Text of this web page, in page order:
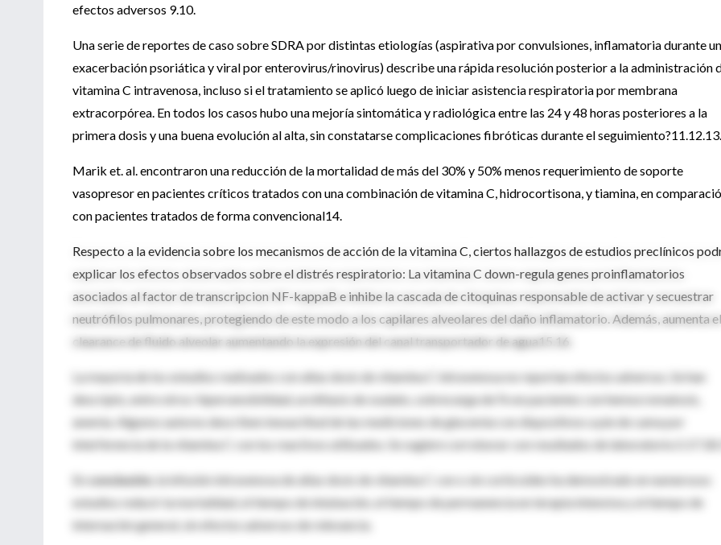
efectos adversos 9.10.
Una serie de reportes de caso sobre SDRA por distintas etiologías (aspirativa por convulsiones, inflamatoria durante
exacerbación psoriática y viral por enterovirus/rinovirus) describe una rápida resolución posterior a la administración
vitamina C intravenosa, incluso si el tratamiento se aplicó luego de iniciar asistencia respiratoria por membrana
extracorpórea. En todos los casos hubo una mejoría sintomática y radiológica entre las 24 y 48 horas posteriores a la
primera dosis y una buena evolución al alta, sin constatarse complicaciones fibróticas durante el seguimiento?11.12.13.
Marik et. al. encontraron una reducción de la mortalidad de más del 30% y 50% menos requerimiento de soporte
vasopresor en pacientes críticos tratados con una combinación de vitamina C, hidrocortisona, y tiamina, en
con pacientes tratados de forma convencional14.
Respecto a la evidencia sobre los mecanismos de acción de la vitamina C, ciertos hallazgos de estudios preclínicos
explicar los efectos observados sobre el distrés respiratorio: La vitamina C down-regula genes proinflamatorios
asociados al factor de transcripcion NF-kappaB e inhibe la cascada de citoquinas responsable de activar y secuestrar
neutrófilos pulmonares, protegiendo de este modo a los capilares alveolares del daño inflamatorio. Además, aumenta el
clearance de fluido alveolar aumentando la expresión del canal transportador de agua15.16.
La mayoría de los estudios realizados con altas dosis de vitamina C intravenosa no reportan efectos adversos. Se han
descripto, entre otros: hipersensibilidad, urolitiasis de oxalato, sobrecarga de Fe en pacientes con hemocromatosis,
anemia. Algunos autores describen inexactitud de las mediciones de glucemia con dispositivos a pie de cama por
interferencia de la vitamina C con los reactivos utilizados. Se sugiere corroborar con resultados de
conclusión, la infusión intravenosa de altas dosis de vitamina C con o sin corticoides ha demostrado en numerosos
estudios reducir la mortalidad, el tiempo de intubación, el tiempo de permanencia en terapia intensiva y el tiempo de
internación general, sin efectos adversos de relevancia.